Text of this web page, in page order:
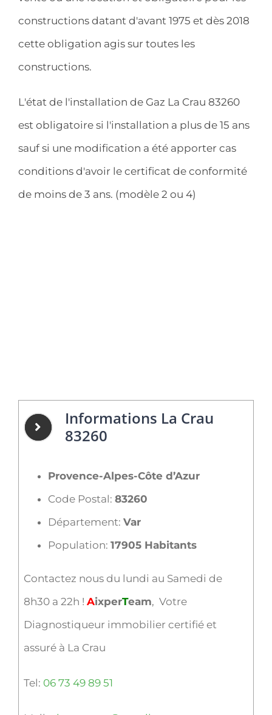
constructions datant d'avant 1975 et dès 2018
cette obligation agis sur toutes les
constructions.
L'état de l'installation de Gaz La Crau 83260
est obligatoire si l'installation a plus de 15 ans
sauf si une modification a été apporter cas
conditions d'avoir le certificat de conformité
de moins de 3 ans. (modèle 2 ou 4)
Informations La Crau
83260
Provence-Alpes-Côte d’Azur
Code Postal: 83260
Département: Var
Population: 17905 Habitants
Contactez nous du lundi au Samedi de
8h30 a 22h ! AixperTeam, Votre
Diagnostiqueur immobilier certifié et
assuré à La Crau
Tel: 06 73 49 89 51